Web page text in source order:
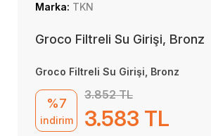
Marka: TKN
Groco Filtreli Su Girişi, Bronz
Groco Filtreli Su Girişi, Bronz
%7
indirim
3.852 TL
3.583 TL